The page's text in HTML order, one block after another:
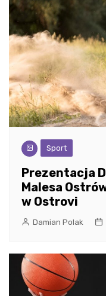
Sport
Prezentacja
Malesa
w Ostrovi
Damian Polak